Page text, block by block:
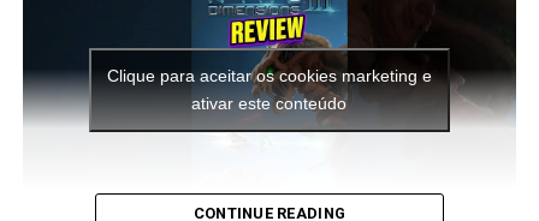
Sonic Battlede “Sonic Adventure
2.5”. Isso porque ele tem uma história profunda, ligada
ao Dr. Gerald Robotnik e ao robô Emerl, que copia
ataques de outros personagens.
jogadores para completar sessões cooperativas e
conquistar recompensas adicionais, aumentando ainda
mais a longevidade da aventura.
O mais interessante é que toda essa estrutura faz o jogo
sensação é de que a campanha original da série acabou
Clique para aceitar os cookies marketing e
ativar este conteúdo
CONTINUE READING